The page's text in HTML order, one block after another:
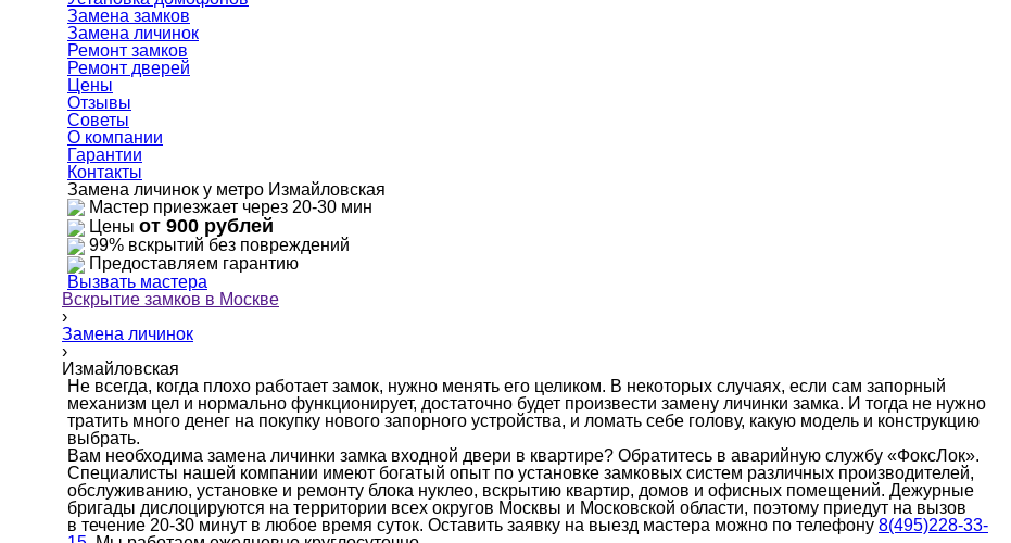
Замена замков
Замена личинок
Ремонт замков
Ремонт дверей
Цены
Отзывы
Советы
О компании
Гарантии
Контакты
Замена личинок у метро Измайловская
Мастер приезжает через 20-30 мин
Цены от 900 рублей
99% вскрытий без повреждений
Предоставляем гарантию
Вызвать мастера
Вскрытие замков в Москве
›
Замена личинок
›
Измайловская
Не всегда, когда плохо работает замок, нужно менять его целиком. В некоторых случаях, если сам запорный
механизм цел и нормально функционирует, достаточно будет произвести замену личинки замка. И тогда не нужно
тратить много денег на покупку нового запорного устройства, и ломать себе голову, какую модель и конструкцию
выбрать.
Вам необходима замена личинки замка входной двери в квартире? Обратитесь в аварийную службу «ФоксЛок».
Специалисты нашей компании имеют богатый опыт по установке замковых систем различных производителей,
обслуживанию, установке и ремонту блока нуклео, вскрытию квартир, домов и офисных помещений. Дежурные
бригады дислоцируются на территории всех округов Москвы и Московской области, поэтому приедут на вызов
в течение 20-30 минут в любое время суток. Оставить заявку на выезд мастера можно по телефону 8(495)228-33-